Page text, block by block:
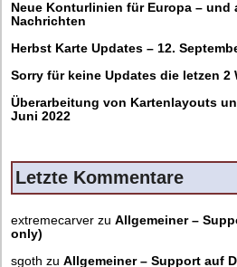
Neue Konturlinien für Europa – und
Nachrichten
Herbst Karte Updates – 12.
Sorry für keine Updates die letzen 2
Überarbeitung von Kartenlayouts
Juni 2022
Letzte Kommentare
extremecarver zu Allgemeiner –
only)
sgoth zu Allgemeiner – Support auf